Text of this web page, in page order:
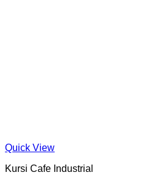
Quick View
Kursi Cafe Industrial